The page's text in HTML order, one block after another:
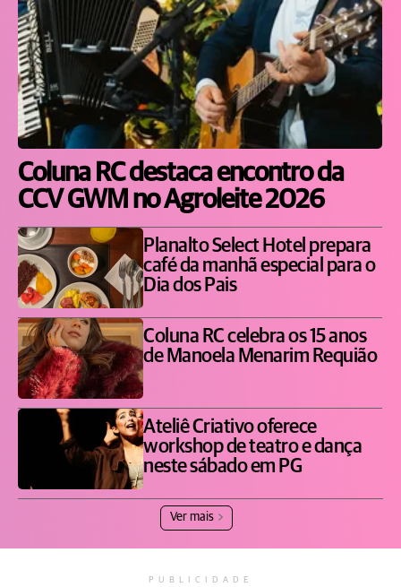
Coluna RC destaca encontro da
CCV GWM no Agroleite 2026
Planalto Select Hotel prepara
café da manhã especial para o
Dia dos Pais
Coluna RC celebra os 15 anos
de Manoela Menarim Requião
Ateliê Criativo oferece
workshop de teatro e dança
neste sábado em PG
Ver mais
PUBLICIDADE